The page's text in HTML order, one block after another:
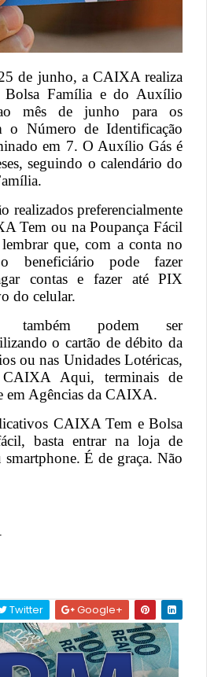
de junho, a CAIXA realiza
Bolsa Família e do Auxílio
mês de junho para os
o Número de Identificação
em 7. O Auxílio Gás é
seguindo o calendário do
realizados preferencialmente
Tem ou na Poupança Fácil
que, com a conta no
beneficiário pode fazer
contas e fazer até PIX
do celular.
também podem ser
o cartão de débito da
ou nas Unidades Lotéricas,
CAIXA Aqui, terminais de
em Agências da CAIXA.
CAIXA Tem e Bolsa
basta entrar na loja de
É de graça. Não
Twitter Google+